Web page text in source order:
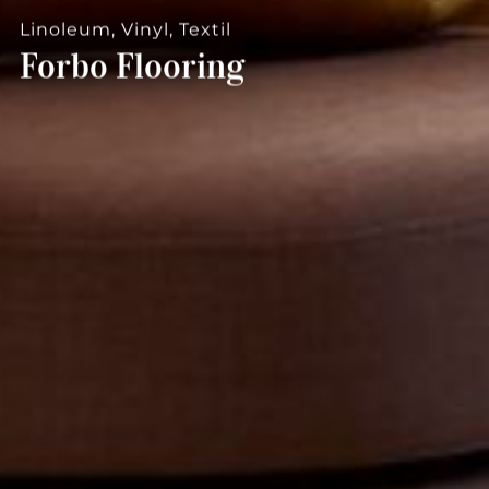
--
Linoleum, Vinyl, Textil
Forbo Flooring